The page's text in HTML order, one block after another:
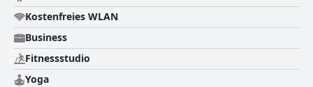
Kostenfreies WLAN
Business
Fitnessstudio
Yoga